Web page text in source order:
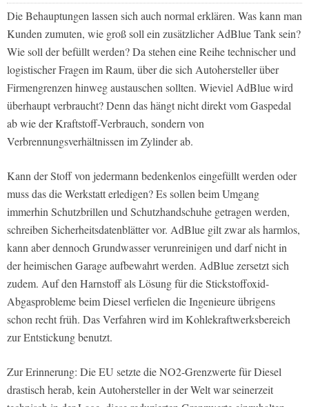
Die Behauptungen lassen sich auch normal erklären. Was kann man
Kunden zumuten, wie groß soll ein zusätzlicher AdBlue Tank sein?
Wie soll der befüllt werden? Da stehen eine Reihe technischer und
logistischer Fragen im Raum, über die sich Autohersteller über
Firmengrenzen hinweg austauschen sollten. Wieviel AdBlue wird
überhaupt verbraucht? Denn das hängt nicht direkt vom Gaspedal
ab wie der Kraftstoff-Verbrauch, sondern von
Verbrennungsverhältnissen im Zylinder ab.
Kann der Stoff von jedermann bedenkenlos eingefüllt werden oder
muss das die Werkstatt erledigen? Es sollen beim Umgang
immerhin Schutzbrillen und Schutzhandschuhe getragen werden,
schreiben Sicherheitsdatenblätter vor. AdBlue gilt zwar als harmlos,
kann aber dennoch Grundwasser verunreinigen und darf nicht in
der heimischen Garage aufbewahrt werden. AdBlue zersetzt sich
zudem. Auf den Harnstoff als Lösung für die Stickstoffoxid-
Abgasprobleme beim Diesel verfielen die Ingenieure übrigens
schon recht früh. Das Verfahren wird im Kohlekraftwerksbereich
zur Entstickung benutzt.
Zur Erinnerung: Die EU setzte die NO2-Grenzwerte für Diesel
drastisch herab, kein Autohersteller in der Welt war seinerzeit